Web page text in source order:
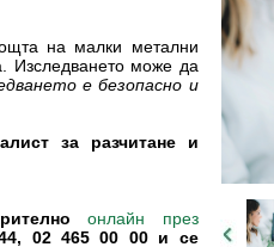
на малки метални
Изследването може да
е безопасно и
за разчитане и
онлайн през
02 465 00 00 и се